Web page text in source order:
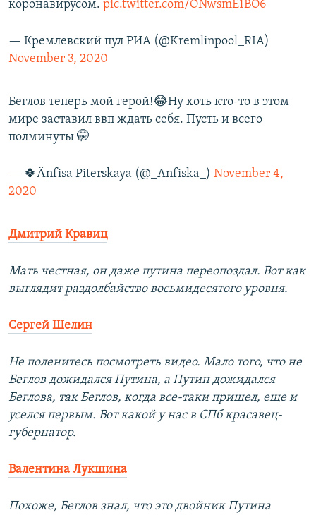
коронавирусом. pic.twitter.com/ONwsmE1BO6
— Кремлевский пул РИА (@Kremlinpool_RIA)
November 3, 2020
Беглов теперь мой герой!😂Ну хоть кто-то в этом
мире заставил ввп ждать себя. Пусть и всего
полминуты 🤭
— 🍀Änfisa Piterskaya (@_Anfiska_) November 4,
2020
Дмитрий Кравиц
Мать честная, он даже путина переопоздал. Вот как
выглядит раздолбайство восьмидесятого уровня.
Сергей Шелин
Не поленитесь посмотреть видео. Мало того, что не
Беглов дожидался Путина, а Путин дожидался
Беглова, так Беглов, когда все-таки пришел, еще и
уселся первым. Вот какой у нас в СПб красавец-
губернатор.
Валентина Лукшина
Похоже, Беглов знал, что это двойник Путина